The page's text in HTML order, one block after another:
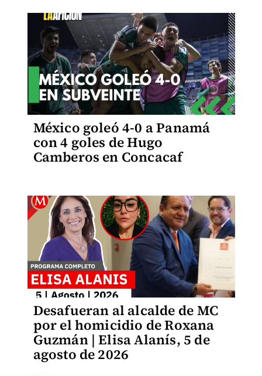
México goleó 4-0 a Panamá
con 4 goles de Hugo
Camberos en Concacaf
Desafueran al alcalde de MC
por el homicidio de Roxana
Guzmán | Elisa Alanís, 5 de
agosto de 2026